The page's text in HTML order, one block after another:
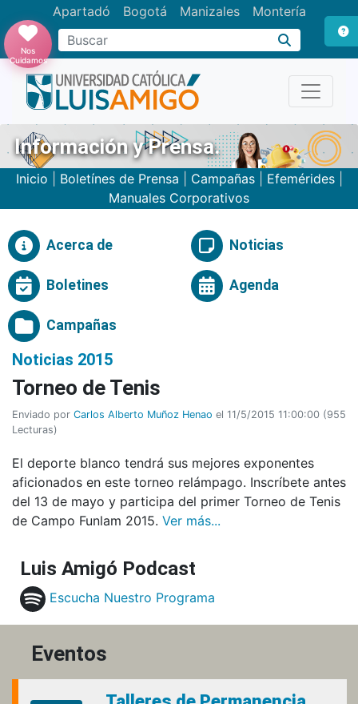
Apartadó Bogotá Manizales Montería
Buscar
Nos
Cuidamos
Información y Prensa.
Inicio Boletínes de Prensa Campañas| Efemérides|
Manuales Corporativos
Acerca de Noticias
Boletines Agenda
Campañas
Noticias 2015
Torneo de Tenis
Enviado por Carlos Alberto Muñoz Henao el 11/5/2015 11:00:00 (955
Lecturas)
El deporte blanco tendrá sus mejores exponentes
aficionados en este torneo relámpago. Inscríbete antes
del 13 de mayo y participa del primer Torneo de Tenis
de Campo Funlam 2015. Ver más...
Luis Amigó Podcast
Escucha Nuestro Programa
Eventos